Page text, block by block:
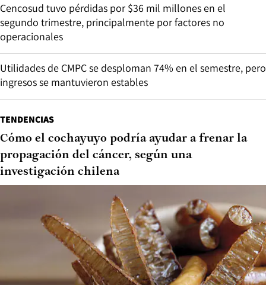
Cencosud tuvo pérdidas por $36 mil millones en el
segundo trimestre, principalmente por factores no
operacionales
Utilidades de CMPC se desploman 74% en el semestre, pero
ingresos se mantuvieron estables
TENDENCIAS
Cómo el cochayuyo podría ayudar a frenar la
propagación del cáncer, según una
investigación chilena